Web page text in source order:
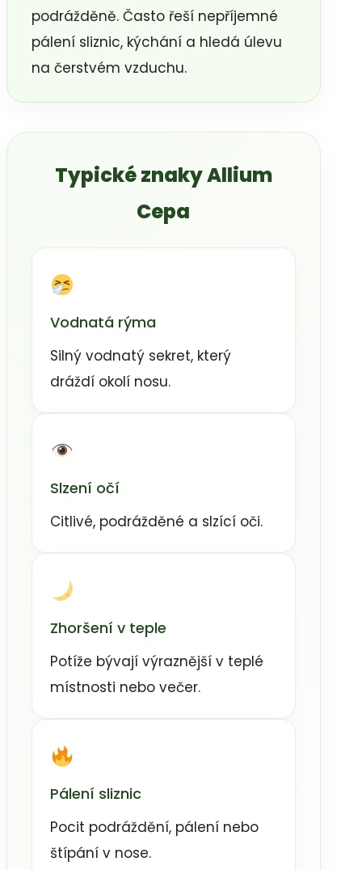
podrážděně. Často řeší nepříjemné
pálení sliznic, kýchání a hledá úlevu
na čerstvém vzduchu.
Typické znaky Allium
Cepa
Vodnatá rýma
Silný vodnatý sekret, který
dráždí okolí nosu.
Slzení očí
Citlivé, podrážděné a slzící oči.
Zhoršení v teple
Potíže bývají výraznější v teplé
místnosti nebo večer.
Pálení sliznic
Pocit podráždění, pálení nebo
štípání v nose.